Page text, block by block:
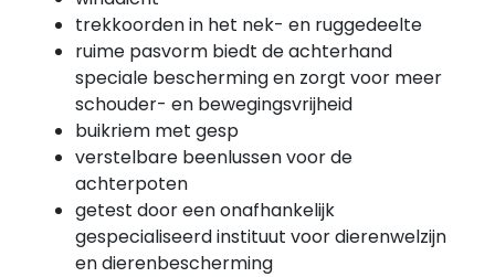
trekkoorden in het nek- en ruggedeelte
ruime pasvorm biedt de achterhand
speciale bescherming en zorgt voor meer
schouder- en bewegingsvrijheid
buikriem met gesp
verstelbare beenlussen voor de
achterpoten
getest door een onafhankelijk
gespecialiseerd instituut voor dierenwelzijn
en dierenbescherming